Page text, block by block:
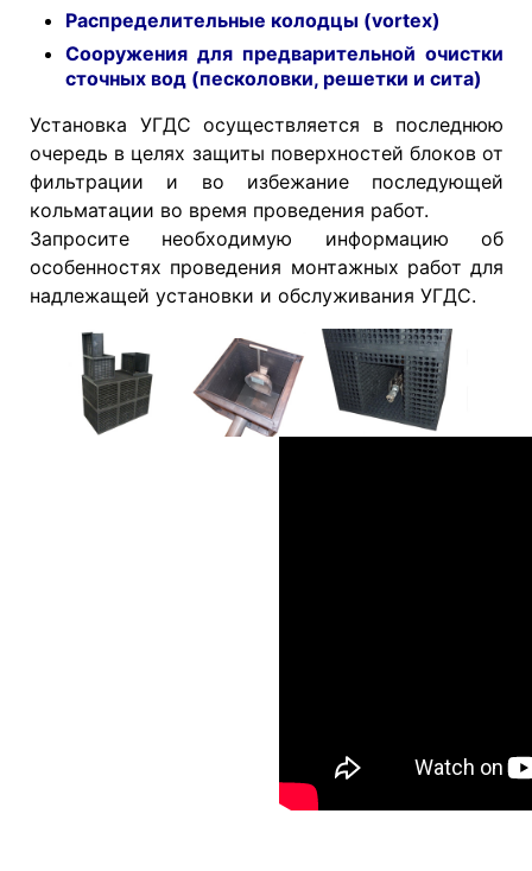
Распределительные колодцы (vortex)
Сооружения для предварительной очистки
сточных вод (песколовки, решетки и сита)
Установка УГДС осуществляется в последнюю
очередь в целях защиты поверхностей блоков от
фильтрации и во избежание последующей
кольматации во время проведения работ.
Запросите необходимую информацию об
особенностях проведения монтажных работ для
надлежащей установки и обслуживания УГДС.